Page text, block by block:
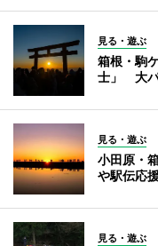
見る・遊ぶ
箱根・駒
士」 大パ
見る・遊ぶ
小田原・
や駅伝応
見る・遊ぶ